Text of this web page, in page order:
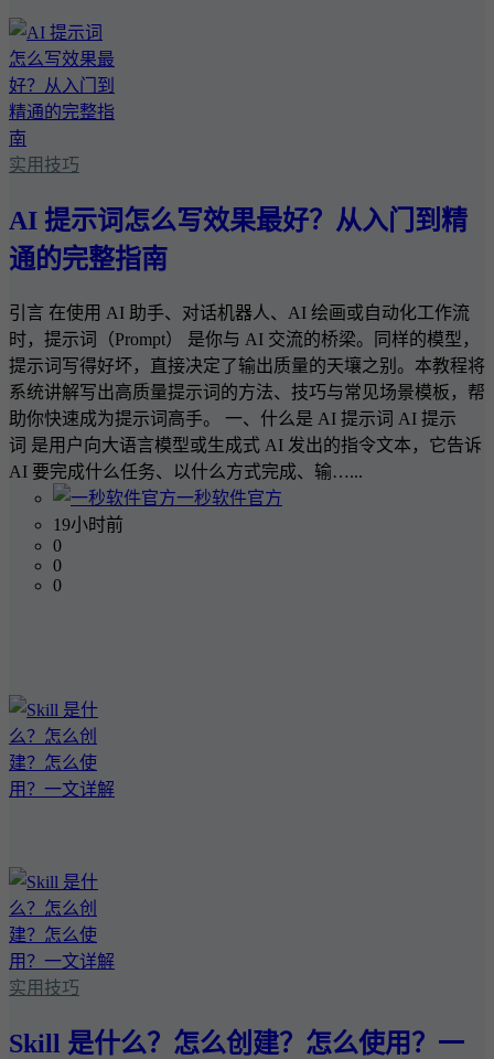
实用技巧
AI 提示词怎么写效果最好？从入门到精
通的完整指南
引言 在使用 AI 助手、对话机器人、AI 绘画或自动化工作流
时，提示词（Prompt） 是你与 AI 交流的桥梁。同样的模型，
提示词写得好坏，直接决定了输出质量的天壤之别。本教程将
系统讲解写出高质量提示词的方法、技巧与常见场景模板，帮
助你快速成为提示词高手。 一、什么是 AI 提示词 AI 提示
词 是用户向大语言模型或生成式 AI 发出的指令文本，它告诉
AI 要完成什么任务、以什么方式完成、输…...
一秒软件官方
19小时前
0
0
0
实用技巧
Skill 是什么？怎么创建？怎么使用？一